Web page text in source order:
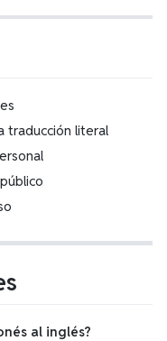
traducción literal
al inglés?